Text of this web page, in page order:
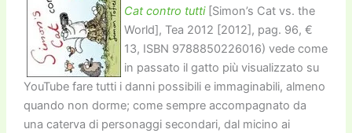
Cat contro tutti[Simon’s Cat vs. the
World], Tea 2012 [2012], pag. 96, €
13, ISBN 9788850226016) vede come
in passato il gatto più visualizzato su
YouTube fare tutti i danni possibili e immaginabili, almeno
quando non dorme; come sempre accompagnato da
una caterva di personaggi secondari, dal micino ai